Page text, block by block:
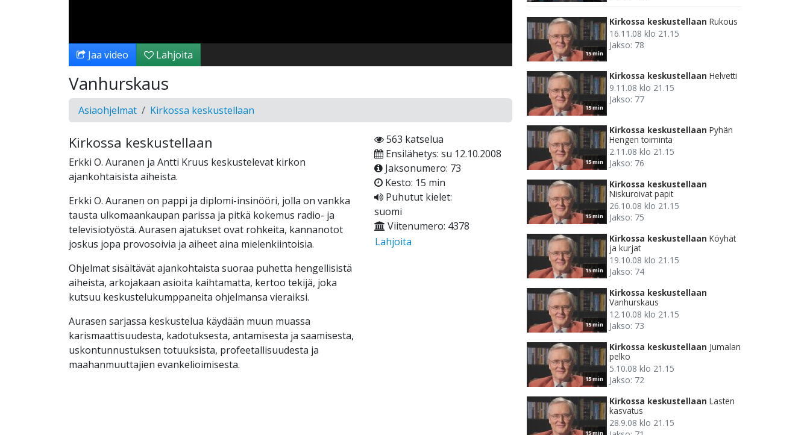
Jaa video Lahjoita
Vanhurskaus
Asiaohjelmat Kirkossa keskustellaan
Kirkossa keskustellaan
Erkki O. Auranen ja Antti Kruus keskustelevat kirkon
ajankohtaisista aiheista.
Erkki O. Auranen on pappi ja diplomi-insinööri, jolla on vankka
tausta ulkomaankaupan parissa ja pitkä kokemus radio- ja
televisiotyöstä. Aurasen ajatukset ovat rohkeita, kannanotot
joskus jopa provosoivia ja aiheet aina mielenkiintoisia.
Ohjelmat sisältävät ajankohtaista suoraa puhetta hengellisistä
aiheista, arkojakaan asioita kaihtamatta, kertoo tekijä, joka
kutsuu keskustelukumppaneita ohjelmansa vieraiksi.
Aurasen sarjassa keskustelua käydään muun muassa
karismaattisuudesta, kadotuksesta, antamisesta ja saamisesta,
uskontunnustuksen totuuksista, profeetallisuudesta ja
maahanmuuttajien evankelioimisesta.
563 katselua
Ensilähetys: su 12.10.2008
Jaksonumero: 73
Kesto: 15 min
Puhutut kielet:
suomi
Viitenumero: 4378
Lahjoita
15 min
Kirkossa keskustellaan Rukous
16.11.08 klo 21.15
Jakso: 78
15 min
Kirkossa keskustellaan Helvetti
9.11.08 klo 21.15
Jakso: 77
15 min
Kirkossa keskustellaan Pyhän
Hengen toiminta
2.11.08 klo 21.15
Jakso: 76
15 min
Kirkossa keskustellaan
Niskuroivat papit
26.10.08 klo 21.15
Jakso: 75
15 min
Kirkossa keskustellaan Köyhät
ja kurjat
19.10.08 klo 21.15
Jakso: 74
15 min
Kirkossa keskustellaan
Vanhurskaus
12.10.08 klo 21.15
Jakso: 73
15 min
Kirkossa keskustellaan Jumalan
pelko
5.10.08 klo 21.15
Jakso: 72
15 min
Kirkossa keskustellaan Lasten
kasvatus
28.9.08 klo 21.15